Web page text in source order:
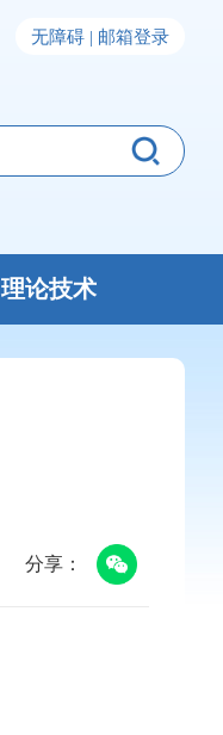
无障碍 | 邮箱登录
理论技术
分享：